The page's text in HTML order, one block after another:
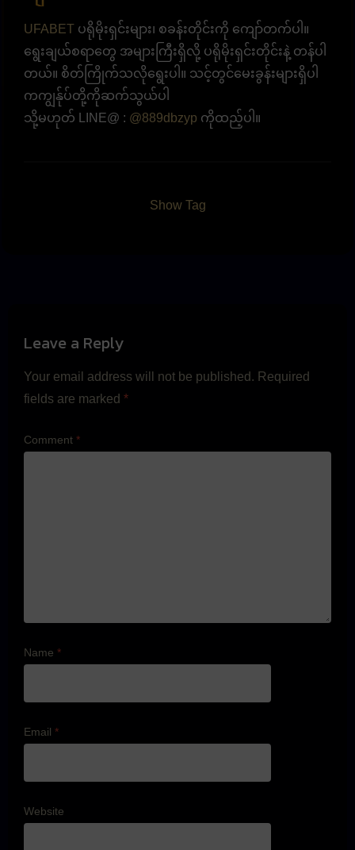
UFABET ပရိုမိုးရှင်းများ၊ စခန်းတိုင်းကို ကျော်တက်ပါ။
ရွေးချယ်စရာတွေ အများကြီးရှိလို့ ပရိုမိုးရှင်းတိုင်းနဲ့ တန်ပါ
တယ်။ စိတ်ကြိုက်သလိုရွေးပါ။ သင့်တွင်မေးခွန်းများရှိပါ
ကကျွန်ုပ်တို့ကိုဆက်သွယ်ပါ
သို့မဟုတ် LINE@ : @889dbzyp ကိုထည့်ပါ။
Show Tag
Leave a Reply
Your email address will not be published. Required
fields are marked *
Comment *
Name *
Email *
Website